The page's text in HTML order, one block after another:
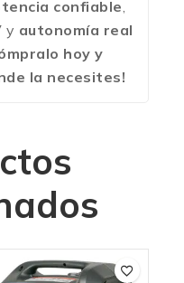
confiable,
y autonomía real
hoy y
la necesites!